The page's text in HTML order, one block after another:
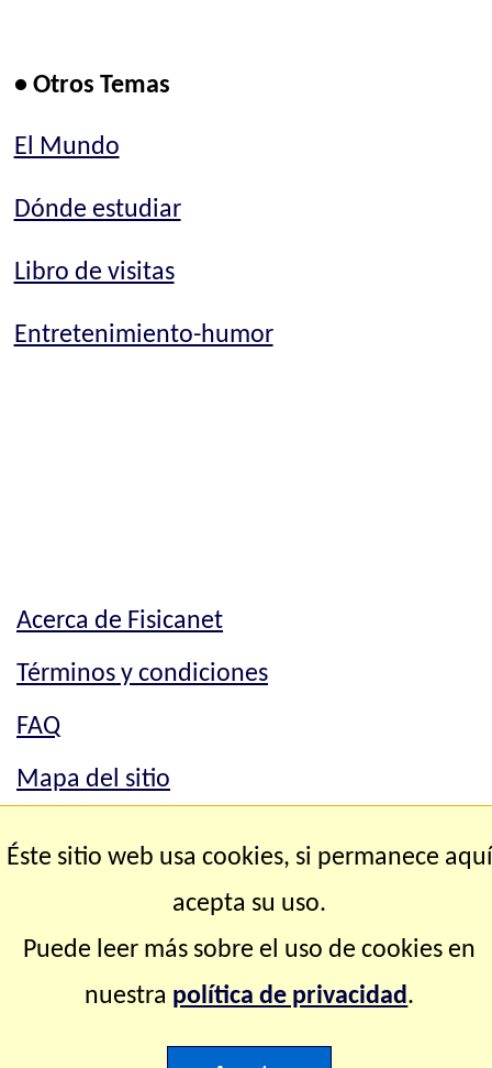
• Otros Temas
El Mundo
Dónde estudiar
Libro de visitas
Entretenimiento-humor
Acerca de Fisicanet
Términos y condiciones
FAQ
Mapa del sitio
derechos reservados
Éste sitio web usa cookies, si permanece aquí
acepta su uso.
Puede leer más sobre el uso de cookies en
nuestra política de privacidad.